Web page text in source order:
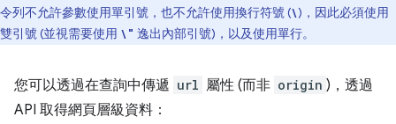
令列不允許參數使用單引號，也不允許使用換行符號 (\)，因此必須使用
雙引號 (並視需要使用 \" 逸出內部引號)，以及使用單行。
您可以透過在查詢中傳遞 url 屬性 (而非 origin )，透過
API 取得網頁層級資料：